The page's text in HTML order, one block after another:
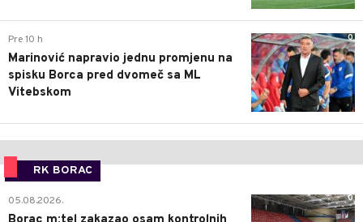
0
Pre 10 h
Marinović napravio jednu promjenu na
spisku Borca pred dvomeč sa ML
Vitebskom
RK BORAC
0
05.08.2026.